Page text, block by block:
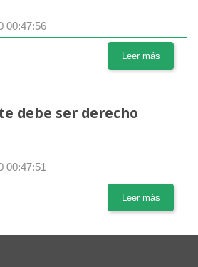
00:47:56
Leer más
debe ser derecho
00:47:51
Leer más